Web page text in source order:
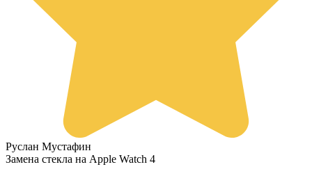
Руслан Мустафин
Замена стекла на Apple Watch 4